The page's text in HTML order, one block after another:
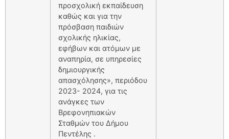
προσχολική εκπαίδευση
καθώς και για την
πρόσβαση παιδιών
σχολικής ηλικίας,
εφήβων και ατόμων με
αναπηρία, σε υπηρεσίες
δημιουργικής
απασχόλησης», περιόδου
2023- 2024, για τις
ανάγκες των
Βρεφονηπιακών
Σταθμών του Δήμου
Πεντέλης .